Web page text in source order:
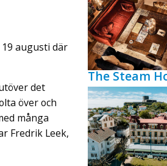
19 augusti där
det
över och
många
Fredrik Leek,
The Steam